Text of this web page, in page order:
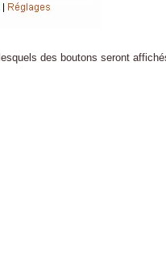
des boutons seront